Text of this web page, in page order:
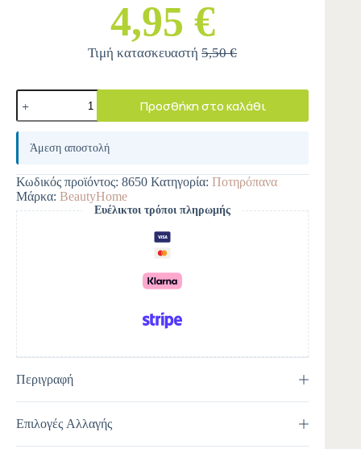
4,95 €
Τιμή κατασκευαστή5,50 €
Προσθήκη στο καλάθι
A
e
r
n
a
t
i
v
e
:
Άμεση αποστολή
Κωδικός προϊόντος: 8650 Κατηγορία: Ποτηρόπανα
Μάρκα: BeautyHome
Ευέλικτοι τρόποι πληρωμής
Περιγραφή
Επιλογές Αλλαγής